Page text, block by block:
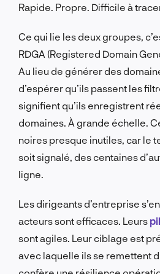
Rapide. Propre. Difficile à
Ce qui lie les deux groupes,
RDGA (Registered Domain
Au lieu de générer des
d’espérer qu’ils passent les
signifient qu’ils enregistrent
domaines. À grande échelle.
noires presque inutiles, car le
soit signalé, des centaines
ligne.
Les dirigeants d’entreprise
acteurs sont efficaces. Leurs
sont agiles. Leur ciblage est
avec laquelle ils se remettent